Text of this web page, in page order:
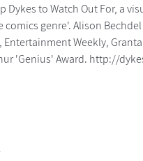
Dykes to Watch Out For, a
comics genre'. Alison
Entertainment Weekly,
'Genius' Award. http://